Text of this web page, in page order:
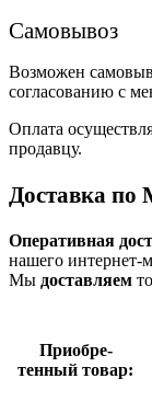
Самовывоз
Возможен
согласованию с
Оплата
продавцу.
Доставка по
Оперативная
нашего интернет-
Мы доставляем
Приобре­
тенный товар: